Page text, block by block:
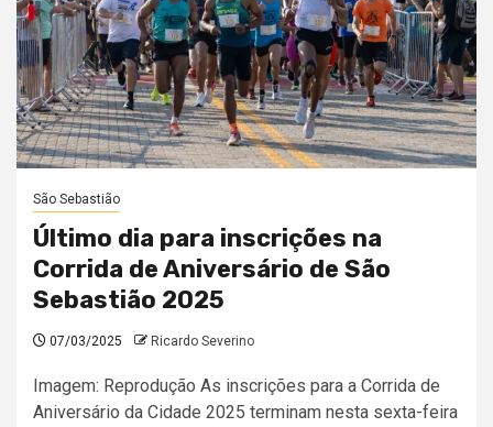
São Sebastião
Último dia para inscrições na
Corrida de Aniversário de São
Sebastião 2025
07/03/2025 Ricardo Severino
Imagem: Reprodução As inscrições para a Corrida de
Aniversário da Cidade 2025 terminam nesta sexta-feira